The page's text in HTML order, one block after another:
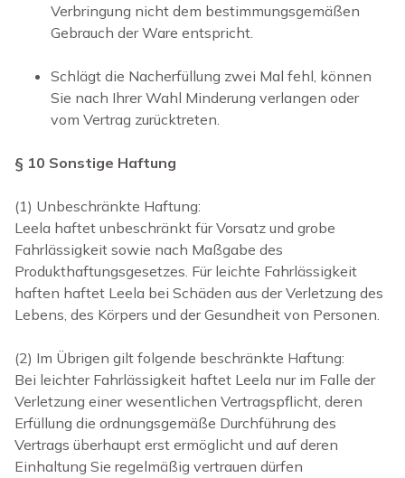
Verbringung nicht dem bestimmungsgemäßen
Gebrauch der Ware entspricht.
Schlägt die Nacherfüllung zwei Mal fehl, können
Sie nach Ihrer Wahl Minderung verlangen oder
vom Vertrag zurücktreten.
§ 10 Sonstige Haftung
(1) Unbeschränkte Haftung:
Leela haftet unbeschränkt für Vorsatz und grobe
Fahrlässigkeit sowie nach Maßgabe des
Produkthaftungsgesetzes. Für leichte Fahrlässigkeit
haften haftet Leela bei Schäden aus der Verletzung des
Lebens, des Körpers und der Gesundheit von Personen.
(2) Im Übrigen gilt folgende beschränkte Haftung:
Bei leichter Fahrlässigkeit haftet Leela nur im Falle der
Verletzung einer wesentlichen Vertragspflicht, deren
Erfüllung die ordnungsgemäße Durchführung des
Vertrags überhaupt erst ermöglicht und auf deren
Einhaltung Sie regelmäßig vertrauen dürfen